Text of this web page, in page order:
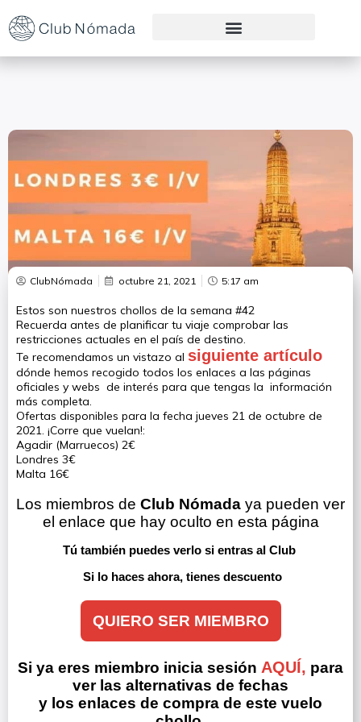
ClubNómada octubre 21, 2021 5:17 am
Estos son nuestros chollos de la semana #42
Recuerda antes de planificar tu viaje comprobar las
restricciones actuales en el país de destino.
Te recomendamos un vistazo al siguiente artículo
dónde hemos recogido todos los enlaces a las páginas
oficiales y webs de interés para que tengas la información
más completa.
Ofertas disponibles para la fecha jueves 21 de octubre de
2021. ¡Corre que vuelan!:
Agadir (Marruecos) 2€
Londres 3€
Malta 16€
Los miembros de Club Nómada ya pueden ver
el enlace que hay oculto en esta página
Tú también puedes verlo si entras al Club
Si lo haces ahora, tienes descuento
QUIERO SER MIEMBRO
Si ya eres miembro inicia sesión AQUÍ, para
ver las alternativas de fechas
y los enlaces de compra de este vuelo